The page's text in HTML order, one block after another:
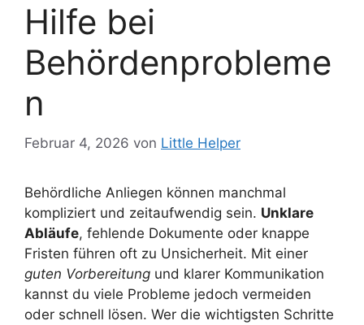
Hilfe bei
Behördenprobleme
n
Februar 4, 2026 von Little Helper
Behördliche Anliegen können manchmal
kompliziert und zeitaufwendig sein. Unklare
Abläufe, fehlende Dokumente oder knappe
Fristen führen oft zu Unsicherheit. Mit einer
guten Vorbereitung und klarer Kommunikation
kannst du viele Probleme jedoch vermeiden
oder schnell lösen. Wer die wichtigsten Schritte